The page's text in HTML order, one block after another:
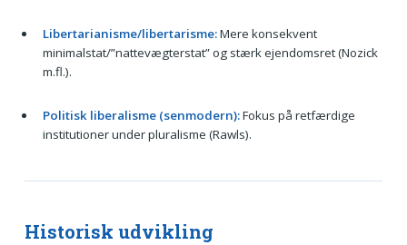
Libertarianisme/libertarisme:Mere konsekvent
minimalstat/”nattevægterstat” og stærk ejendomsret (Nozick
m.fl.).
Politisk liberalisme (senmodern):Fokus på retfærdige
institutioner under pluralisme (Rawls).
Historisk udvikling